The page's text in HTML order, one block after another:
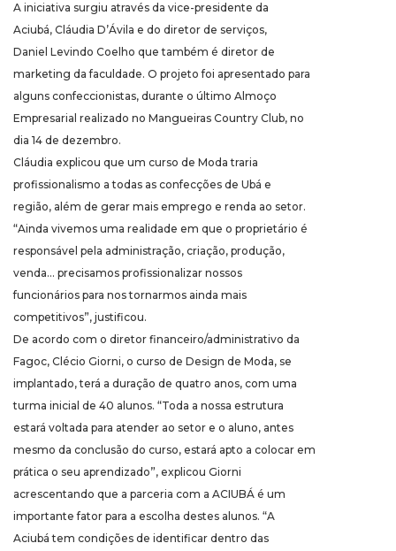
A iniciativa surgiu através da vice-presidente da
Aciubá, Cláudia D’Ávila e do diretor de serviços,
Daniel Levindo Coelho que também é diretor de
marketing da faculdade. O projeto foi apresentado para
alguns confeccionistas, durante o último Almoço
Empresarial realizado no Mangueiras Country Club, no
dia 14 de dezembro.
Cláudia explicou que um curso de Moda traria
profissionalismo a todas as confecções de Ubá e
região, além de gerar mais emprego e renda ao setor.
“Ainda vivemos uma realidade em que o proprietário é
responsável pela administração, criação, produção,
venda… precisamos profissionalizar nossos
funcionários para nos tornarmos ainda mais
competitivos”, justificou.
De acordo com o diretor financeiro/administrativo da
Fagoc, Clécio Giorni, o curso de Design de Moda, se
implantado, terá a duração de quatro anos, com uma
turma inicial de 40 alunos. “Toda a nossa estrutura
estará voltada para atender ao setor e o aluno, antes
mesmo da conclusão do curso, estará apto a colocar em
prática o seu aprendizado”, explicou Giorni
acrescentando que a parceria com a ACIUBÁ é um
importante fator para a escolha destes alunos. “A
Aciubá tem condições de identificar dentro das